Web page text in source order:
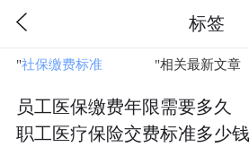
标签
"社保缴费标准 "相关最新文章
员工医保缴费年限需要多久
职工医疗保险交费标准多少钱